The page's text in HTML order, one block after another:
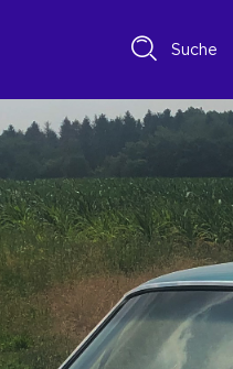
Suche